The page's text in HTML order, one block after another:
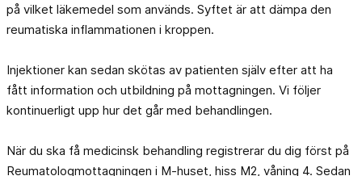
på vilket läkemedel som används. Syftet är att dämpa den
reumatiska inflammationen i kroppen.
Injektioner kan sedan skötas av patienten själv efter att ha
fått information och utbildning på mottagningen. Vi följer
kontinuerligt upp hur det går med behandlingen.
När du ska få medicinsk behandling registrerar du dig först på
Reumatologmottagningen i M-huset, hiss M2, våning 4. Sedan